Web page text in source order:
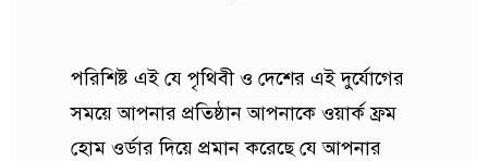
পরিশিষ্ট এই যে পৃথিবী ও দেশের এই দুর্যোগের
সময়ে আপনার প্রতিষ্ঠান আপনাকে ওয়ার্ক ফ্রম
হোম ওর্ডার দিয়ে প্রমান করেছে যে আপনার